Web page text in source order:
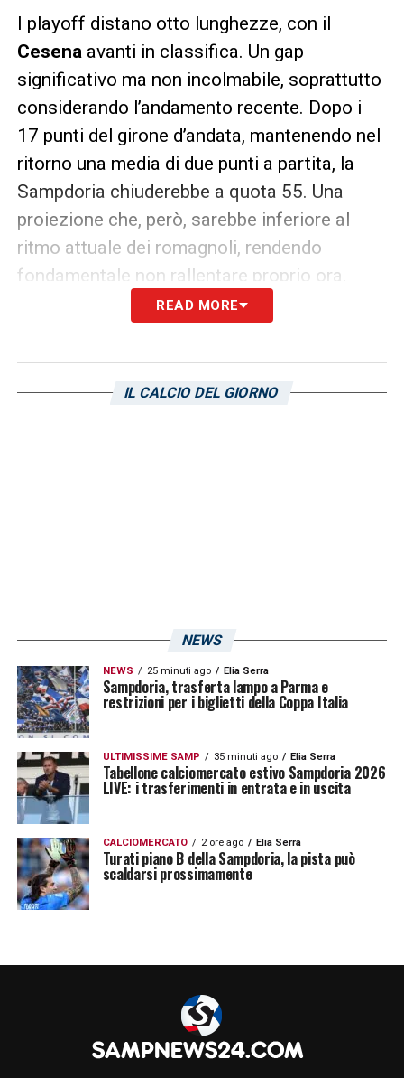
I playoff distano otto lunghezze, con il
Cesena avanti in classifica. Un gap
significativo ma non incolmabile, soprattutto
considerando l’andamento recente. Dopo i
17 punti del girone d’andata, mantenendo nel
ritorno una media di due punti a partita, la
Sampdoria chiuderebbe a quota 55. Una
proiezione che, però, sarebbe inferiore al
ritmo attuale dei romagnoli, rendendo
fondamentale non rallentare proprio ora.
READ MORE
IL CALCIO DEL GIORNO
NEWS
NEWS 25 minuti ago Elia Serra
Sampdoria, trasferta lampo a Parma e
restrizioni per i biglietti della Coppa Italia
ULTIMISSIME SAMP 35 minuti ago Elia Serra
Tabellone calciomercato estivo Sampdoria 2026
LIVE: i trasferimenti in entrata e in uscita
CALCIOMERCATO 2 ore ago Elia Serra
Turati piano B della Sampdoria, la pista può
scaldarsi prossimamente